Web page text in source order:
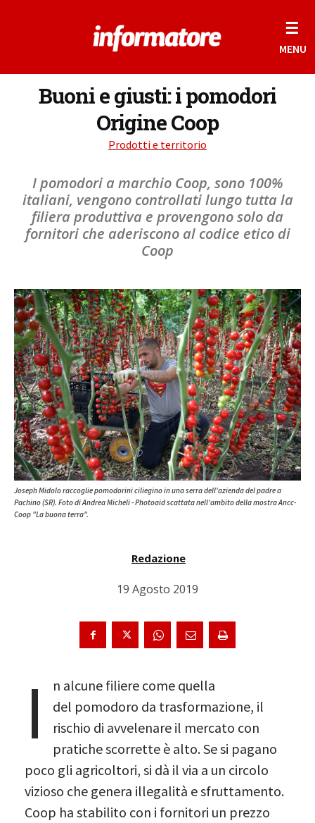
☰
MENU
Buoni e giusti: i pomodori
Origine Coop
Prodotti e territorio
I pomodori a marchio Coop, sono 100%
italiani, vengono controllati lungo tutta la
filiera produttiva e provengono solo da
fornitori che aderiscono al codice etico di
Coop
Joseph Midolo raccoglie pomodorini ciliegino in una serra dell'azienda del padre a
Pachino (SR). Foto di Andrea Micheli - Photoaid scattata nell'ambito della mostra Ancc-
Coop "La buona terra".
Redazione
19 Agosto 2019
I
n alcune filiere come quella
del pomodoro da trasformazione, il
rischio di avvelenare il mercato con
pratiche scorrette è alto. Se si pagano
poco gli agricoltori, si dà il via a un circolo
vizioso che genera illegalità e sfruttamento.
Coop ha stabilito con i fornitori un prezzo